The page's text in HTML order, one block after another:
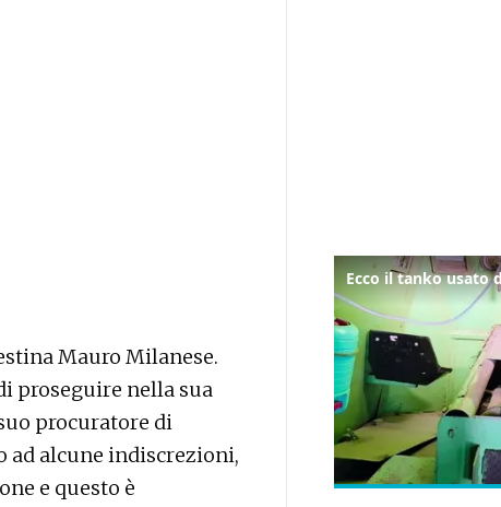
Mauro Milanese.
proseguire nella sua
procuratore di
ad alcune indiscrezioni,
e questo è